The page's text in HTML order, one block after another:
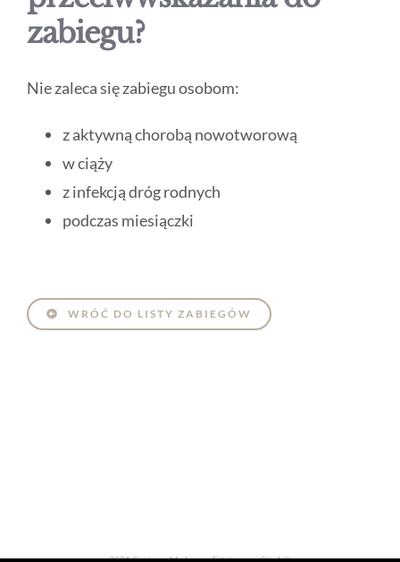
zabiegu?
Nie zaleca się zabiegu osobom:
z aktywną chorobą nowotworową
w ciąży
z infekcją dróg rodnych
podczas miesiączki
WRÓĆ DO LISTY ZABIEGÓW
2021 Centrum Medycyny Estetycznej SkinLift